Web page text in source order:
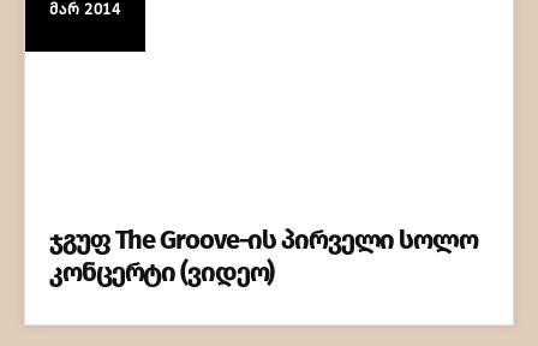
ᲛᲐᲠ 2014
ჯგუფ The Groove-ის პირველი სოლო
კონცერტი (ვიდეო)